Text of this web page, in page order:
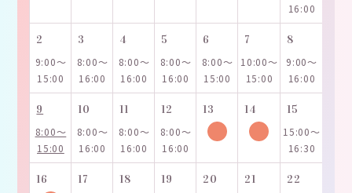
16:00
2
9:00～
15:00
3
8:00～
16:00
4
8:00～
16:00
5
8:00～
16:00
6
8:00～
15:00
7
10:00～
15:00
8
9:00～
16:00
9
8:00～
15:00
10
8:00～
16:00
11
8:00～
16:00
12
8:00～
16:00
13 14
15
15:00～
16:30
16
17
18
19
20
21
22